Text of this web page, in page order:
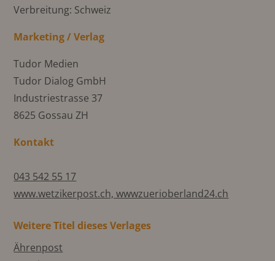
Verbreitung: Schweiz
Marketing / Verlag
Tudor Medien
Tudor Dialog GmbH
Industriestrasse 37
8625 Gossau ZH
Kontakt
043 542 55 17
www.wetzikerpost.ch, wwwzuerioberland24.ch
Weitere Titel dieses Verlages
Ährenpost